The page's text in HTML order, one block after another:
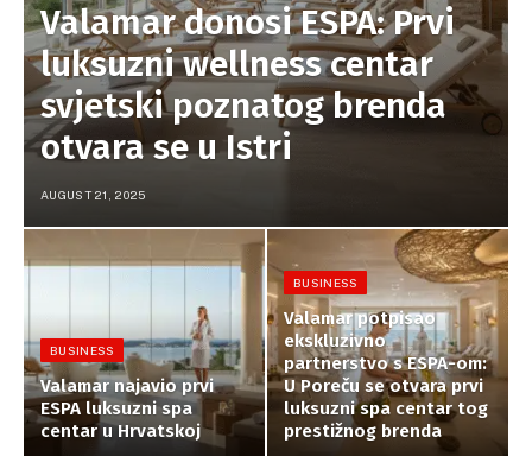
Valamar donosi ESPA: Prvi
luksuzni wellness centar
svjetski poznatog brenda
otvara se u Istri
AUGUST 21, 2025
BUSINESS
Valamar najavio prvi
ESPA luksuzni spa
centar u Hrvatskoj
BUSINESS
Valamar potpisao
ekskluzivno
partnerstvo s ESPA-om:
U Poreču se otvara prvi
luksuzni spa centar tog
prestižnog brenda